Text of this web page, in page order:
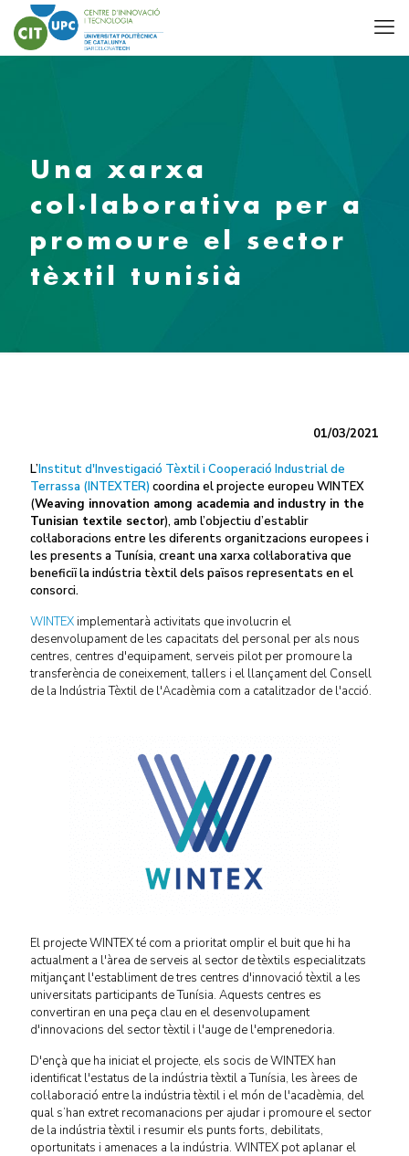
Una xarxa
col·laborativa per a
promoure el sector
tèxtil tunisià
01/03/2021
L’Institut d'Investigació Tèxtil i Cooperació Industrial de
Terrassa (INTEXTER) coordina el projecte europeu WINTEX
(Weaving innovation among academia and industry in the
Tunisian textile sector), amb l’objectiu d’establir
col·laboracions entre les diferents organitzacions europees i
les presents a Tunísia, creant una xarxa col·laborativa que
beneficiï la indústria tèxtil dels països representats en el
consorci.
WINTEX implementarà activitats que involucrin el
desenvolupament de les capacitats del personal per als nous
centres, centres d'equipament, serveis pilot per promoure la
transferència de coneixement, tallers i el llançament del Consell
de la Indústria Tèxtil de l'Acadèmia com a catalitzador de l'acció.
El projecte WINTEX té com a prioritat omplir el buit que hi ha
actualment a l'àrea de serveis al sector de tèxtils especialitzats
mitjançant l'establiment de tres centres d'innovació tèxtil a les
universitats participants de Tunísia. Aquests centres es
convertiran en una peça clau en el desenvolupament
d'innovacions del sector tèxtil i l'auge de l'emprenedoria.
D'ençà que ha iniciat el projecte, els socis de WINTEX han
identificat l'estatus de la indústria tèxtil a Tunísia, les àrees de
col·laboració entre la indústria tèxtil i el món de l'acadèmia, del
qual s’han extret recomanacions per ajudar i promoure el sector
de la indústria tèxtil i resumir els punts forts, debilitats,
oportunitats i amenaces a la indústria. WINTEX pot aplanar el